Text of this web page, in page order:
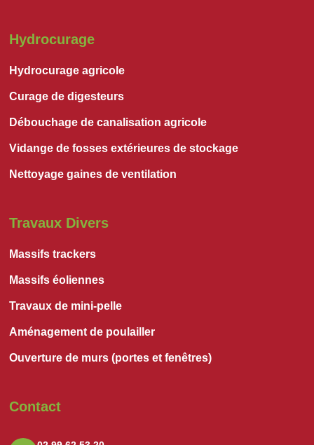
Hydrocurage
Hydrocurage agricole
Curage de digesteurs
Débouchage de canalisation agricole
Vidange de fosses extérieures de stockage
Nettoyage gaines de ventilation
Travaux Divers
Massifs trackers
Massifs éoliennes
Travaux de mini-pelle
Aménagement de poulailler
Ouverture de murs (portes et fenêtres)
Contact